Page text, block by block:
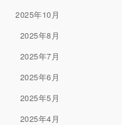
2025年10月
2025年8月
2025年7月
2025年6月
2025年5月
2025年4月